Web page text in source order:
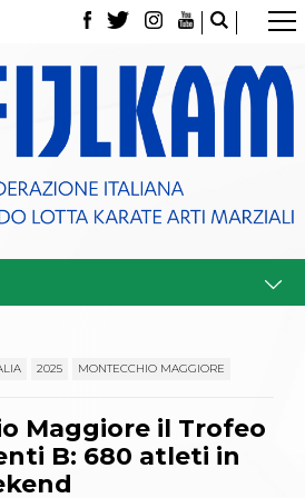
Federazione
Contatti
Affiliazioni e Tesseramenti
Sportive con più di 100 atleti
tesserati
Sportiva
Partners
disciplina
News
Didattica
2025 MONTECCHIO MAGGIORE
Maggiore il Trofeo
B: 680 atleti in